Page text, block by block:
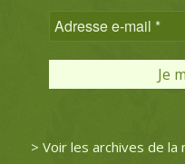
> Voir les archives de